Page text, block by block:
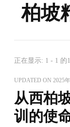
柏坡
正在显示: 1 - 1 的
UPDATED ON 2025
从西柏
训的使